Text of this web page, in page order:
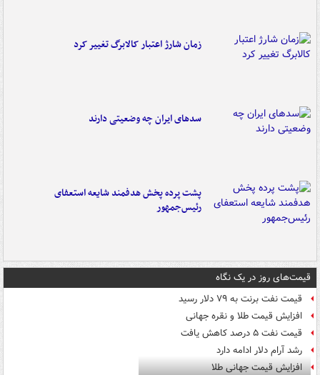
زمان شارژ اعتبار کالابرگ تغییر کرد
سدهای ایران چه وضعیتی دارند
پشت پرده پخش هدفمند شایعه استعفای
رئیس‌جمهور
قیمت‌های روز در یک نگاه
قیمت نفت برنت به ۷۹ دلار رسید
افزایش قیمت طلا و نقره جهانی
قیمت نفت ۵ درصد کاهش یافت
رشد آرام دلار ادامه دارد
افزایش قیمت جهانی طلا